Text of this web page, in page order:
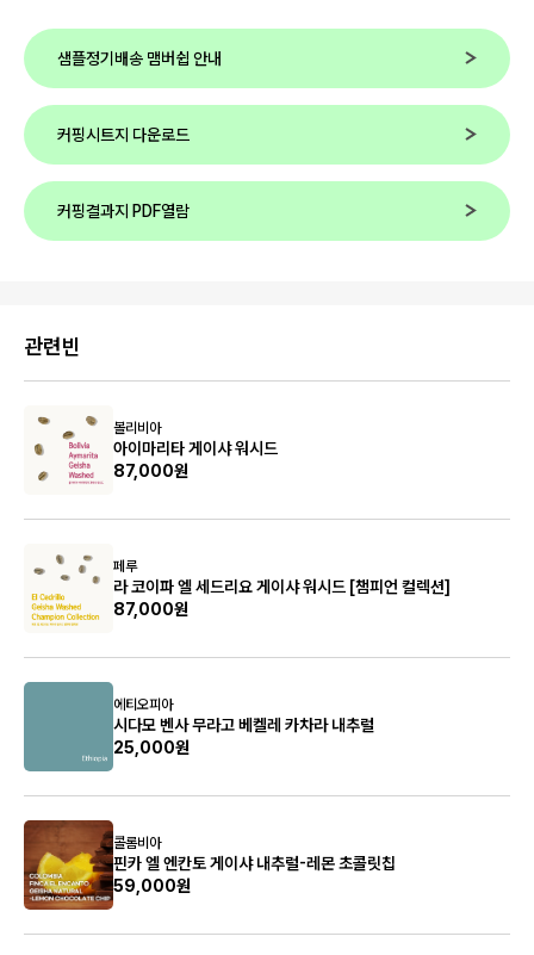
샘플정기배송 맴버쉽 안내
커핑시트지 다운로드
커핑결과지 PDF열람
관련빈
볼리비아
아이마리타 게이샤 워시드
87,000원
페루
라 코이파 엘 세드리요 게이샤 워시드 [챔피언 컬렉션]
87,000원
에티오피아
시다모 벤사 무라고 베켈레 카차라 내추럴
25,000원
콜롬비아
핀카 엘 엔칸토 게이샤 내추럴-레몬 초콜릿칩
59,000원